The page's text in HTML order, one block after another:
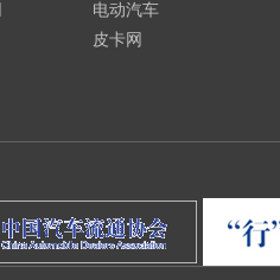
电动汽车
皮卡网